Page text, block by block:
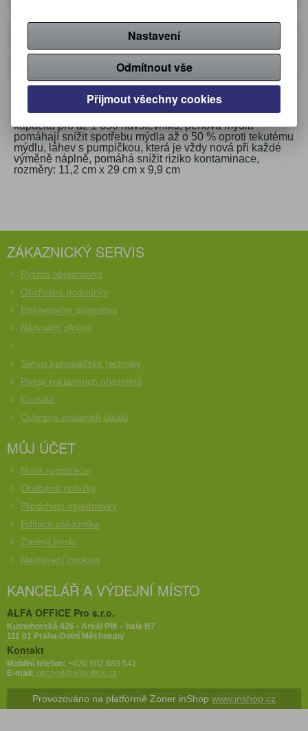
kompatibilní s kapalinovými, pěnovými a gelovými
náplněmi, variabilní velikost dávky, testováno na více než
jeden milion stisknutí (na základě testu odolnosti),
kapacita pro až 1 650 návštěvníků, pěnová mýdla
pomáhají snížit spotřebu mýdla až o 50 % oproti tekutému
mýdlu, láhev s pumpičkou, která je vždy nová při každé
výměně náplně, pomáhá snížit riziko kontaminace,
rozměry: 11,2 cm x 29 cm x 9,9 cm
ZÁKAZNICKÝ SERVIS
Rychlá objednávka
Obchodní podmínky
Reklamační podmínky
Náhradní plnění
Servis kancelářské techniky
Potisk reklamních předmětů
Kontakt
Ochrana osobních údajů
MŮJ ÚČET
Nová registrace
Oblíbené položky
Předchozí objednávky
Editace zákazníka
Změnit heslo
Nastavení cookies
KANCELÁŘ A VÝDEJNÍ MÍSTO
ALFA OFFICE Pro s.r.o.
Kutnohorská 426 - Areál PM – hala B7
111 01 Praha-Dolní Měcholupy
Kontakt
Mobilní telefon: +420 602 689 541
E-mail: obchod@alfaoffice.cz
Provozováno na platformě Zoner inShop www.inshop.cz
Nastavení
Odmítnout vše
Přijmout všechny cookies